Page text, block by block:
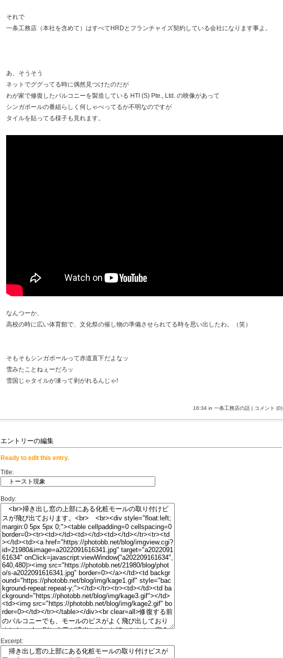
それで
一条工務店（本社を含めて）はすべてHRDとフランチャイズ契約している会社になります事よ。
あ、そうそう
ネットでググってる時に偶然見つけたのだが
わが家で修復したバルコニーを製造している HTI (S) Pte., Ltd. の映像があって
シンガポールの番組らしく何しゃべってるか不明なのですが
タイルを貼ってる様子も見れます。
なんつーか、
高校の時に広い体育館で、文化祭の催し物の準備させられてる時を思い出したわ。（笑）
そもそもシンガポールって赤道直下だよなッ
雪みたことねぇーだろッ
雪国じゃタイルが凍って剥がれるんじゃ!
16:34 in 一条工務店の話 | コメント (0)
エントリーの編集
Ready to edit this entry.
Title:
Body:
Excerpt: